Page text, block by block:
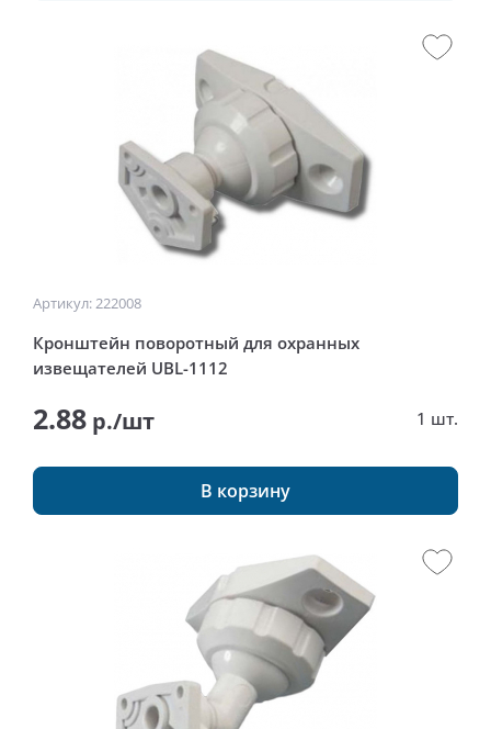
Артикул: 222008
Кронштейн поворотный для охранных
извещателей UBL-1112
2.88 р./шт 1 шт.
В корзину